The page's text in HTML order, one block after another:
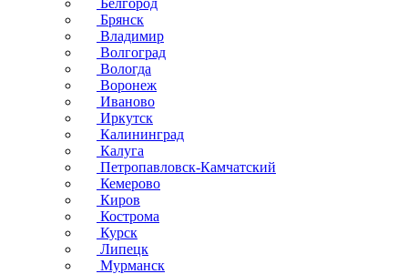
Белгород
Брянск
Владимир
Волгоград
Вологда
Воронеж
Иваново
Иркутск
Калининград
Калуга
Петропавловск-Камчатский
Кемерово
Киров
Кострома
Курск
Липецк
Мурманск